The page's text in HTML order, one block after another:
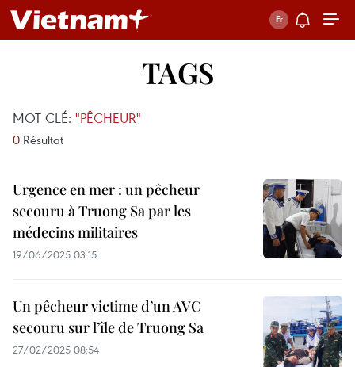
TAGS
MOT CLÉ: "PÊCHEUR"
0 Résultat
Urgence en mer : un pêcheur
secouru à Truong Sa par les
médecins militaires
19/06/2025 03:15
Un pêcheur victime d’un AVC
secouru sur l’île de Truong Sa
27/02/2025 08:54